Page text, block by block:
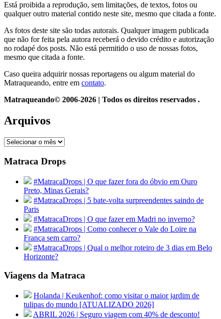
Está proibida a reprodução, sem limitações, de textos, fotos ou
qualquer outro material contido neste site, mesmo que citada a fonte.
As fotos deste site são todas autorais. Qualquer imagem publicada
que não for feita pela autora receberá o devido crédito e autorização
no rodapé dos posts. Não está permitido o uso de nossas fotos,
mesmo que citada a fonte.
Caso queira adquirir nossas reportagens ou algum material do
Matraqueando, entre em contato.
Matraqueando© 2006-2026 | Todos os direitos reservados .
Arquivos
Arquivos
Matraca Drops
#MatracaDrops | O que fazer fora do óbvio em Ouro
Preto, Minas Gerais?
#MatracaDrops | 5 bate-volta surpreendentes saindo de
Paris
#MatracaDrops | O que fazer em Madri no inverno?
#MatracaDrops | Como conhecer o Vale do Loire na
França sem carro?
#MatracaDrops | Qual o melhor roteiro de 3 dias em Belo
Horizonte?
Viagens da Matraca
Holanda | Keukenhof: como visitar o maior jardim de
tulipas do mundo [ATUALIZADO 2026]
ABRIL 2026 | Seguro viagem com 40% de desconto!